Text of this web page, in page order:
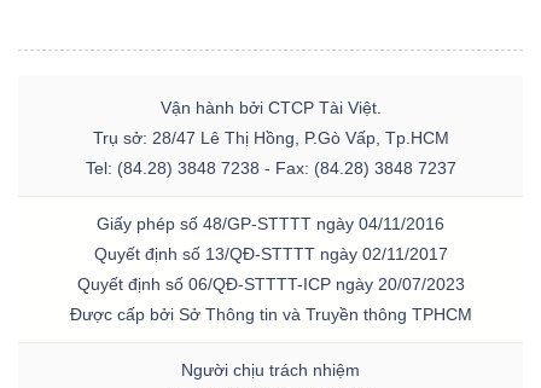
Vận hành bởi CTCP Tài Việt.
Trụ sở: 28/47 Lê Thị Hồng, P.Gò Vấp, Tp.HCM
Tel: (84.28) 3848 7238 - Fax: (84.28) 3848 7237
Giấy phép số 48/GP-STTTT ngày 04/11/2016
Quyết định số 13/QĐ-STTTT ngày 02/11/2017
Quyết định số 06/QĐ-STTTT-ICP ngày 20/07/2023
Được cấp bởi Sở Thông tin và Truyền thông TPHCM
Người chịu trách nhiệm